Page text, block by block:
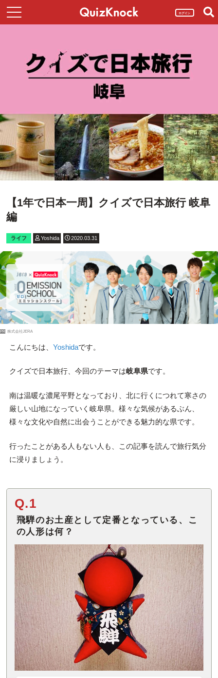
ログイン
【1年で日本一周】クイズで日本旅行 岐阜
編
ライフ Yoshida 2020.03.31
PR 株式会社JERA
こんにちは、 Yoshidaです。
クイズで日本旅行、今回のテーマは岐阜県です。
南は温暖な濃尾平野となっており、北に行くにつれて寒さの
厳しい山地になっていく岐阜県。様々な気候があるぶん、
様々な文化や自然に出会うことができる魅力的な県です。
行ったことがある人もない人も、この記事を読んで旅行気分
に浸りましょう。
Q.1
飛騨のお土産として定番となっている、こ
の人形は何？